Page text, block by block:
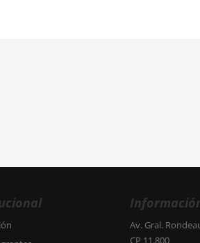
Av. Gral.
CP 11.800